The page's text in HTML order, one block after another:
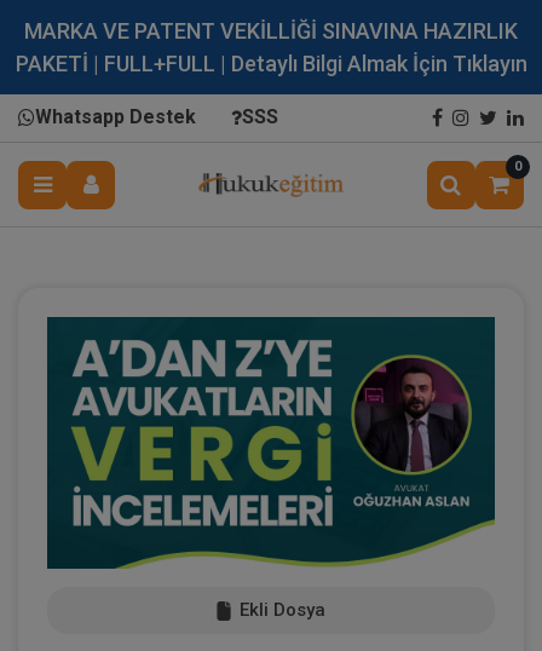
MARKA VE PATENT VEKİLLİĞİ SINAVINA HAZIRLIK
PAKETİ | FULL+FULL | Detaylı Bilgi Almak İçin Tıklayın
Whatsapp Destek SSS
0
Ekli Dosya